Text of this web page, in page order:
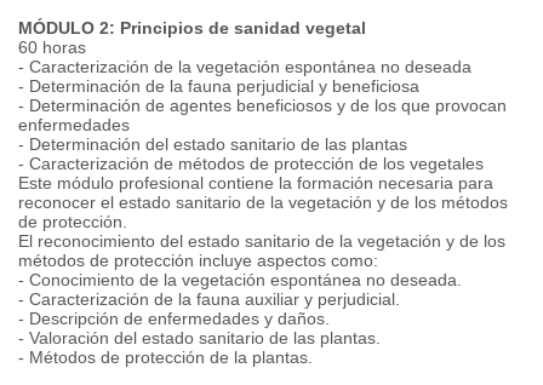
MÓDULO 2: Principios de sanidad vegetal
60 horas
- Caracterización de la vegetación espontánea no deseada
- Determinación de la fauna perjudicial y beneficiosa
- Determinación de agentes beneficiosos y de los que provocan
enfermedades
- Determinación del estado sanitario de las plantas
- Caracterización de métodos de protección de los vegetales
Este módulo profesional contiene la formación necesaria para
reconocer el estado sanitario de la vegetación y de los métodos
de protección.
El reconocimiento del estado sanitario de la vegetación y de los
métodos de protección incluye aspectos como:
- Conocimiento de la vegetación espontánea no deseada.
- Caracterización de la fauna auxiliar y perjudicial.
- Descripción de enfermedades y daños.
- Valoración del estado sanitario de las plantas.
- Métodos de protección de la plantas.